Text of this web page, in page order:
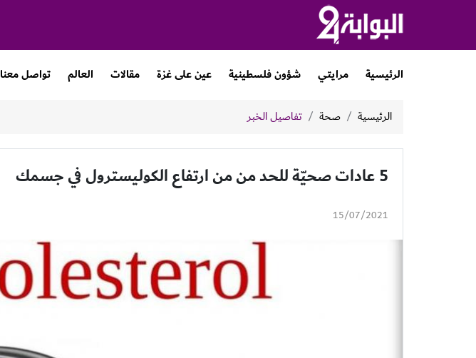
الرئيسية مرايتي شؤون فلسطينية عين على غزة مقالات العالم تواصل معنا
الرئيسية صحة تفاصيل الخبر
5 عادات صحيّة للحد من من ارتفاع الكوليسترول في جسمك
15/07/2021